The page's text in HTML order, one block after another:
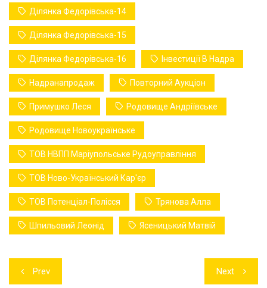
Ділянка Федорівська-14
Ділянка Федорівська-15
Ділянка Федорівська-16 Інвестиції В Надра
Надранапродаж Повторний Аукціон
Примушко Леся Родовище Андріївське
Родовище Новоукраїнське
ТОВ НВПП Маріупольське Рудоуправління
ТОВ Ново-Український Кар'єр
ТОВ Потенціал-Полісся Трянова Алла
Шпильовий Леонід Ясеницький Матвій
Навігація
Prev Next